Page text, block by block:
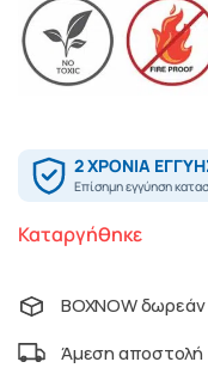
Καταργήθηκε
BOXNOW δωρεάν
Άμεση αποστολή